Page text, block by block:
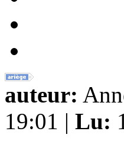
auteur:
19:01 | Lu: